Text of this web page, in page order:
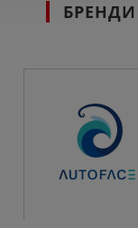
БРЕНДИ